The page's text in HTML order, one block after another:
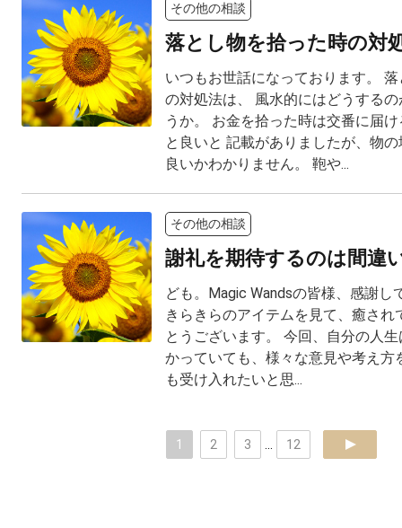
その他の相談
落とし物を拾った時の対
いつもお世話になっております。
の対処法は、 風水的にはどうする
うか。 お金を拾った時は交番に届
と良いと 記載がありましたが、物
良いかわかりません。 鞄や...
その他の相談
謝礼を期待するのは間違
ども。Magic Wandsの皆様、感謝し
きらきらのアイテムを見て、癒され
とうございます。 今回、自分の人
かっていても、様々な意見や考え方
も受け入れたいと思...
1 2 3 12 next